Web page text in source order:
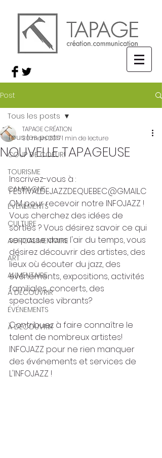
Post
Tous les posts
COUP DE COEUR!
TOURISME
CAMPAGNE
ÉVÉNEMENTS
CULTURE
AGROALIMENTAIRE
ART
ALIMENTAIRE
À DÉCOUVRIR
ÉVÉNEMENTS
À DÉCOUVRIR
Tous les posts
NOUVELLE TAPAGEUSE
TAPAGE CRÉATION
30 mars 20171 min de lecture
Inscrivez-vous à :
FESTIVALDEJAZZDEQUEBEC@GMAIL.C
OM pour recevoir notre INFOJAZZ !
Vous cherchez des idées de
sorties ? Vous désirez savoir ce qui
se passe dans l'air du temps, vous
désirez découvrir des artistes, des
lieux où écouter du jazz, des
événements, expositions, activités
familiales, concerts, des
spectacles vibrants?
Contribuez à faire connaître le
talent de nombreux artistes!
INFOJAZZ pour ne rien manquer
des événements et services de
L'INFOJAZZ !